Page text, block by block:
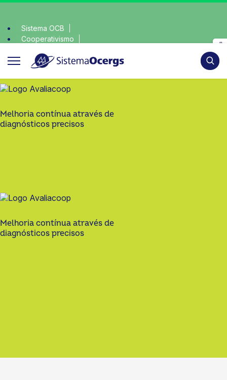
Sistema OCB
Cooperativismo
Melhoria contínua através de
diagnósticos precisos
Melhoria contínua através de
diagnósticos precisos